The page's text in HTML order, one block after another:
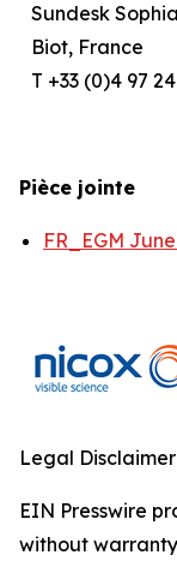
Sundesk
Biot, France
T +33 (0)4 97
Pièce jointe
FR_EGM
Legal
EIN Presswire
without